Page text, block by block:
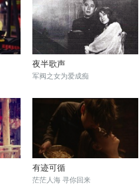
夜半歌声
军阀之女为爱成痴
有迹可循
茫茫人海 寻你回来